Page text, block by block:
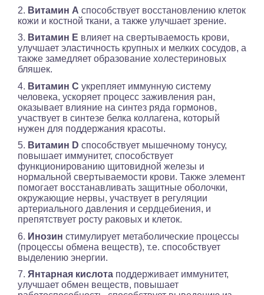
2. Витамин А способствует восстановлению клеток
кожи и костной ткани, а также улучшает зрение.
3. Витамин Е влияет на свертываемость крови,
улучшает эластичность крупных и мелких сосудов, а
также замедляет образование холестериновых
бляшек.
4. Витамин С укрепляет иммунную систему
человека, ускоряет процесс заживления ран,
оказывает влияние на синтез ряда гормонов,
участвует в синтезе белка коллагена, который
нужен для поддержания красоты.
5. Витамин D способствует мышечному тонусу,
повышает иммунитет, способствует
функционированию щитовидной железы и
нормальной свертываемости крови. Также элемент
помогает восстанавливать защитные оболочки,
окружающие нервы, участвует в регуляции
артериального давления и сердцебиения, и
препятствует росту раковых и клеток.
6. Инозин стимулирует метаболические процессы
(процессы обмена веществ), т.е. способствует
выделению энергии.
7. Янтарная кислота поддерживает иммунитет,
улучшает обмен веществ, повышает